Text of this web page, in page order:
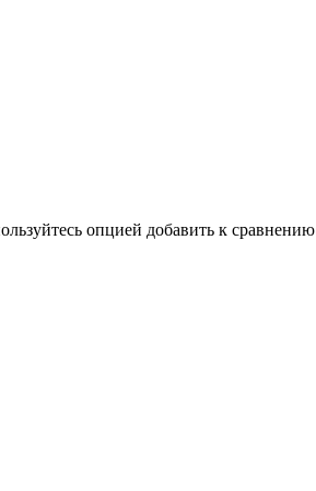
опцией добавить к сравнению